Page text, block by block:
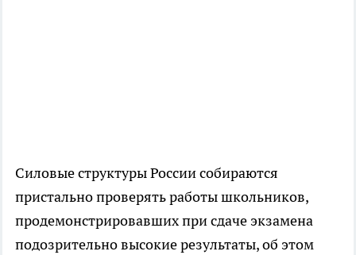
Силовые структуры России собираются
пристально проверять работы школьников,
продемонстрировавших при сдаче экзамена
подозрительно высокие результаты, об этом